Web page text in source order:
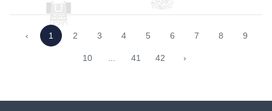
‹ 1 2 3 4 5 6 7 8 9
10 41 42 ›